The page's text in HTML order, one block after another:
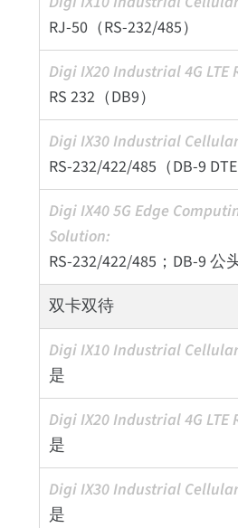
RJ-50（RS-232/485）
RS 232（DB9）
RS-232/422/485（DB-9 DTE
RS-232/422/485；DB-9 公
双卡双待
是
是
是